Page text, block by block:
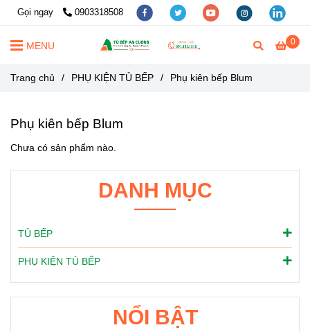
Gọi ngay 0903318508
0
MENU
Trang chủ / PHỤ KIỆN TỦ BẾP / Phụ kiên bếp Blum
Phụ kiên bếp Blum
Chưa có sản phẩm nào.
DANH MỤC
TỦ BẾP
PHỤ KIỆN TỦ BẾP
NỔI BẬT